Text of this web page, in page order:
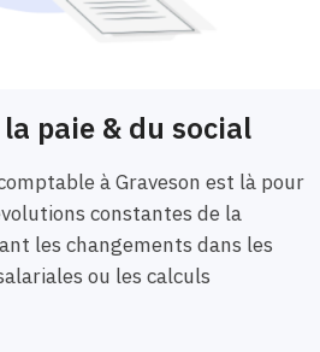
paie & du social
à Graveson est là pour
constantes de la
les changements dans les
ou les calculs